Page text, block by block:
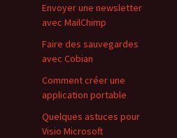
Envoyer une newsletter
avec MailChimp
Faire des sauvegardes
avec Cobian
Comment créer une
application portable
Quelques astuces pour
Visio Microsoft